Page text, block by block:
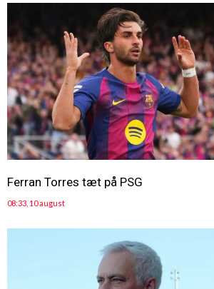
Ferran Torres tæt på PSG
08:33, 10 august